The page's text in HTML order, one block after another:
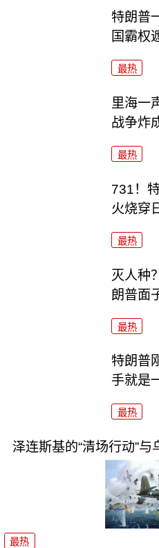
特朗普
国霸权
最热
里海一
战争炸
最热
731！
火烧穿
最热
灭人种
朗普面
最热
特朗普
手就是
最热
泽连斯基的“清场行动”与
最热